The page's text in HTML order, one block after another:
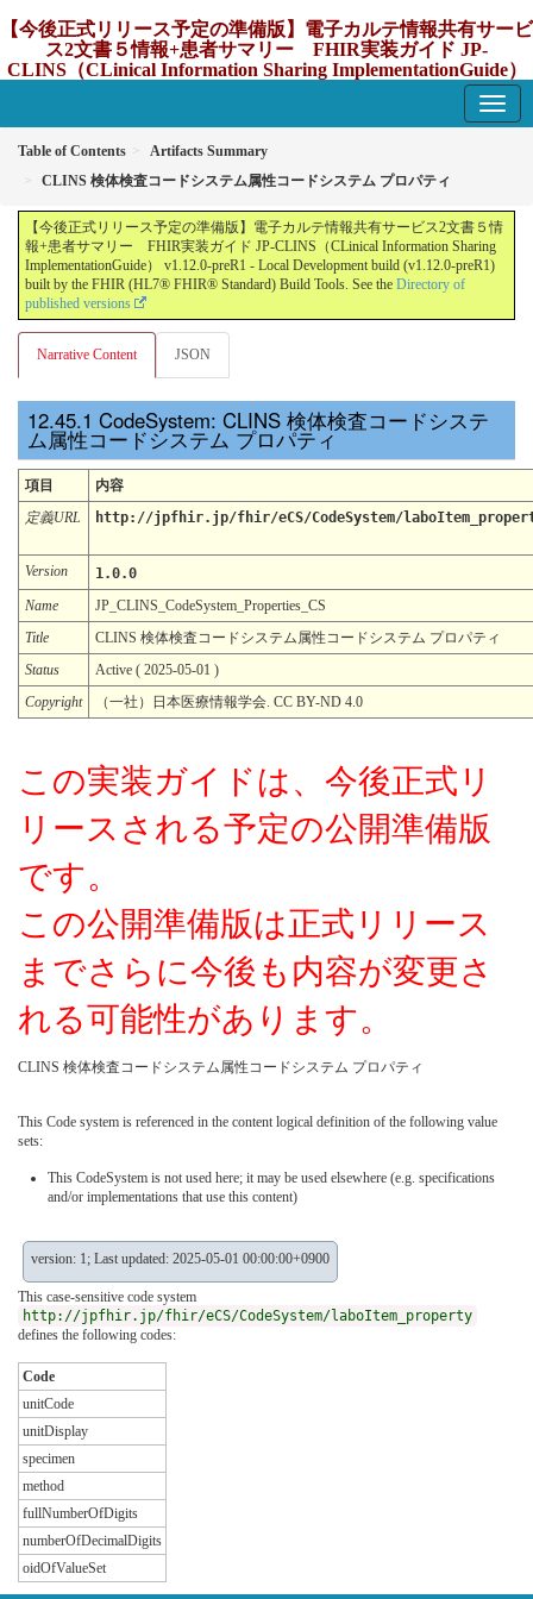
【今後正式リリース予定の準備版】電子カルテ情報共有サービ
ス2文書５情報+患者サマリー FHIR実装ガイド JP-
CLINS（CLinical Information Sharing ImplementationGuide）
Table of Contents
Artifacts Summary
CLINS 検体検査コードシステム属性コードシステム プロパティ
【今後正式リリース予定の準備版】電子カルテ情報共有サービス2文書５情
報+患者サマリー FHIR実装ガイド JP-CLINS（CLinical Information Sharing
ImplementationGuide） v1.12.0-preR1 - Local Development build (v1.12.0-preR1)
built by the FHIR (HL7® FHIR® Standard) Build Tools. See the Directory of
published versions
Narrative Content JSON
CodeSystem: CLINS 検体検査コードシステ
ム属性コードシステム プロパティ
項目
内容
定義URL
http://jpfhir.jp/fhir/eCS/CodeSystem/
Version
1.0.0
Name
JP_CLINS_CodeSystem_Properties_CS
Title
CLINS 検体検査コードシステム属性コードシステム プロパティ
Status
Active ( 2025-05-01 )
Copyright
（一社）日本医療情報学会. CC BY-ND 4.0
この実装ガイドは、今後正式リ
リースされる予定の公開準備版
です。
この公開準備版は正式リリース
までさらに今後も内容が変更さ
れる可能性があります。
CLINS 検体検査コードシステム属性コードシステム プロパティ
This Code system is referenced in the content logical definition of the following value
sets:
This CodeSystem is not used here; it may be used elsewhere (e.g. specifications
and/or implementations that use this content)
version: 1; Last updated: 2025-05-01 00:00:00+0900
This case-sensitive code system
http://jpfhir.jp/fhir/eCS/CodeSystem/laboItem_property
defines the following codes:
Code
unitCode
unitDisplay
specimen
method
fullNumberOfDigits
numberOfDecimalDigits
oidOfValueSet